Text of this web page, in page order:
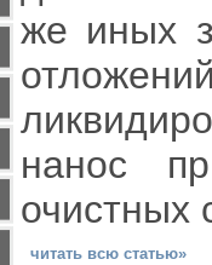
же иных
нанос
очистных
читать всю статью»